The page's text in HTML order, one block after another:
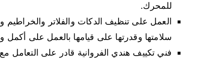
للمحرك.
العمل على تنظيف الدكات والفلاتر والخراطيم
سلامتها وقدرتها على قيامها بالعمل على أكمل
فني تكييف هندي الفروانية قادر على التعامل